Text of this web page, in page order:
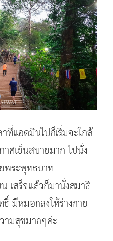
ที่แอดมินไปก็เริ่มจะใกล้
ศเย็นสบายมาก ไปนั่ง
พระพุทธบาท
เสร็จแล้วก็มานั่งสมาธิ
มีหมอกลงให้ร่างกาย
ามสุขมากๆค่ะ